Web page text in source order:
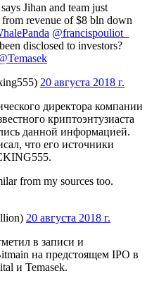
Jihan and team just
revenue of $8 bln down
@francispouliot_
disclosed to investors?
20 августа 2018 г.
директора компании
криптоэнтузиаста
данной информацией.
что его источники
from my sources too.
20 августа 2018 г.
в записи и
на предстоящем IPO в
и Temasek.